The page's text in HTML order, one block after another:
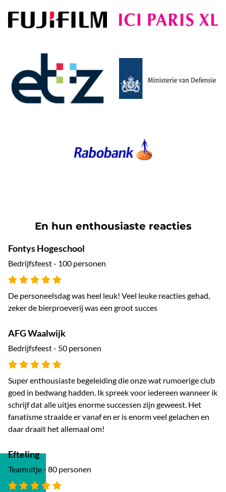
En hun enthousiaste reacties
Fontys Hogeschool
Bedrijfsfeest - 100 personen
De personeelsdag was heel leuk! Veel leuke reacties gehad,
zeker de bierproeverij was een groot succes
AFG Waalwijk
Bedrijfsfeest - 50 personen
Super enthousiaste begeleiding die onze wat rumoerige club
goed in bedwang hadden. Ik spreek voor iedereen wanneer ik
schrijf dat alle uitjes enorme successen zijn geweest. Het
fanatisme straalde er vanaf en er is enorm veel gelachen en
daar draait het allemaal om!
Efteling
Teamuitje - 80 personen